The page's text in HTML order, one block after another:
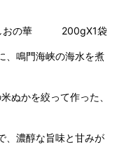
しおの華 200gX1袋
鳴門海峡の海水を煮
かを絞って作った、
濃醇な旨味と甘みが